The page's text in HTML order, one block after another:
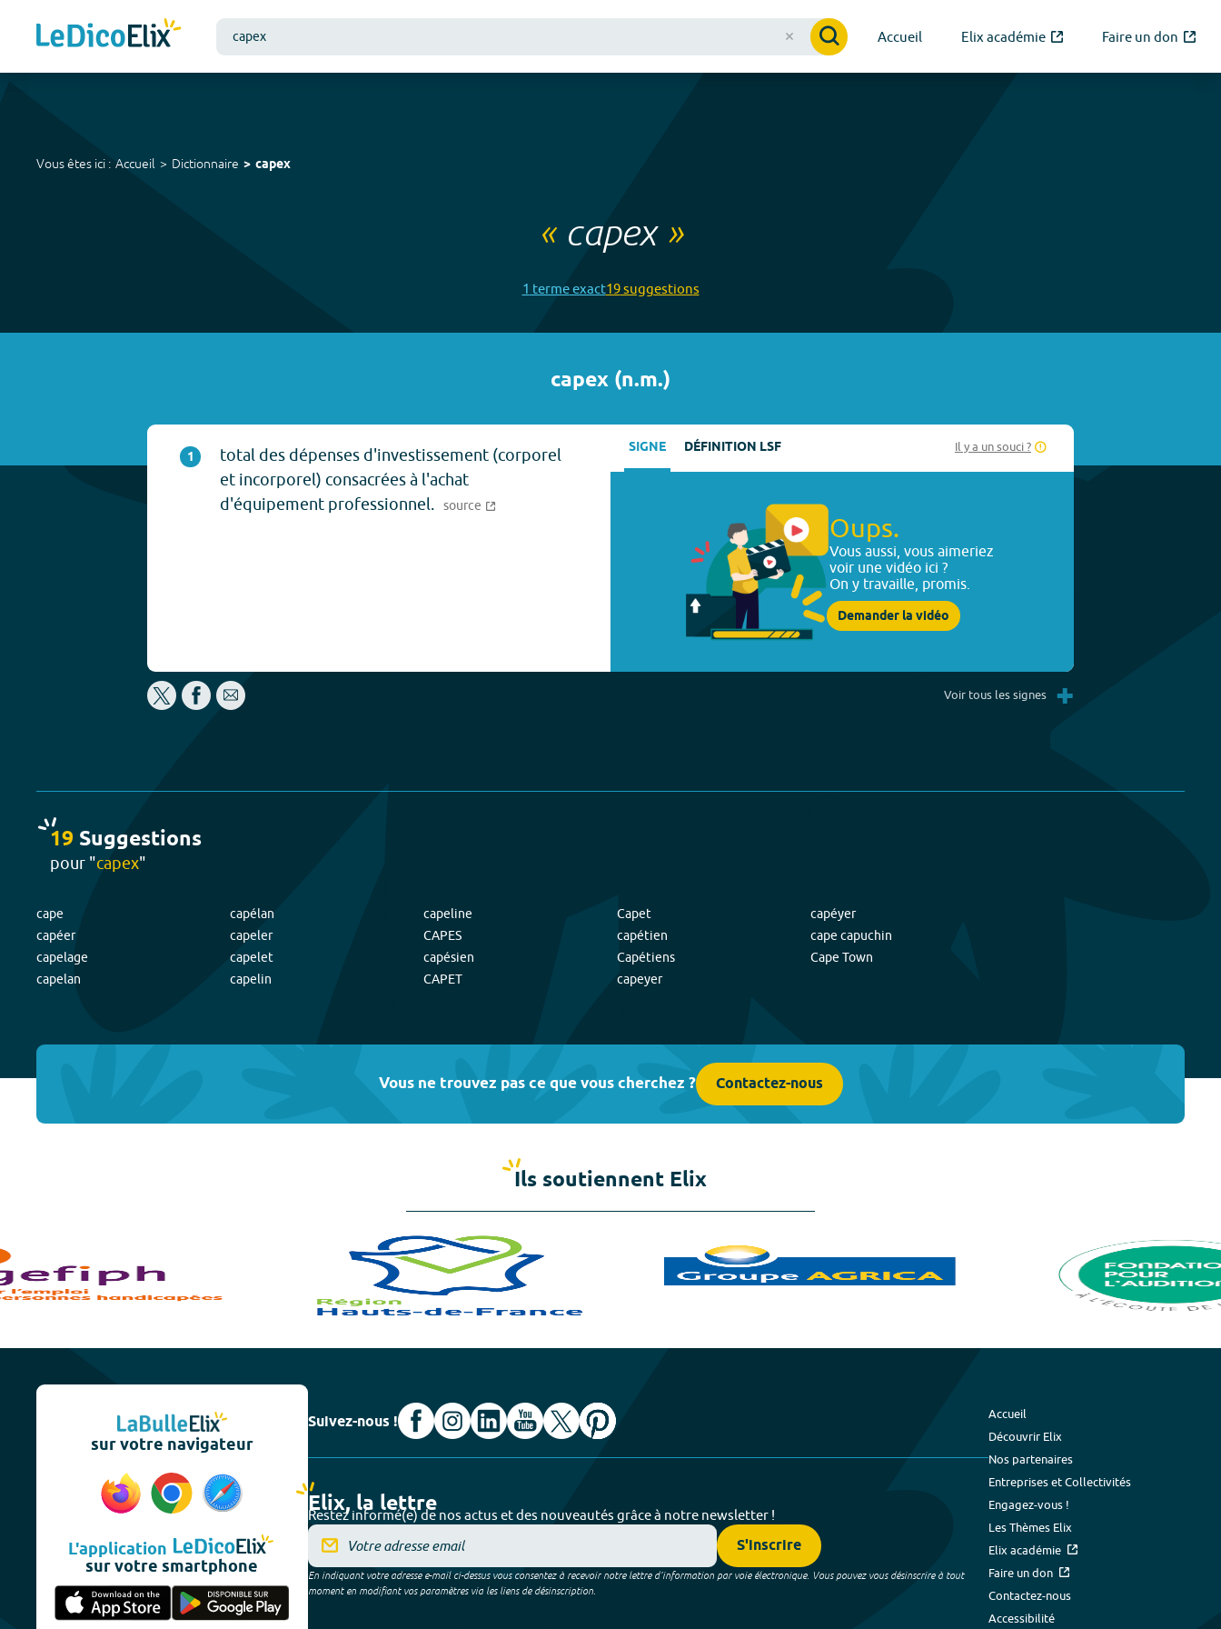
Accueil Elix académie Faire un don
Vous êtes ici : Accueil Dictionnaire capex
« capex»
1 termeexact19suggestions
capex (n.m.)
1
total des dépenses d'investissement (corporel
et incorporel) consacrées à l'achat
d'équipement professionnel. source
SIGNE DÉFINITION LSF Il y a un souci ?
Oups.
Vous aussi, vous aimeriez
voir une vidéo ici ?
On y travaille, promis.
Demander la vidéo
Voir tous les signes +
19 Suggestions
pour "capex"
cape
capéer
capelage
capelan
capélan
capeler
capelet
capelin
capeline
CAPES
capésien
CAPET
Capet
capétien
Capétiens
capeyer
capéyer
cape capuchin
Cape Town
Vous ne trouvez pas ce que vous cherchez ? Contactez-nous
Ils soutiennent Elix
sur votre navigateur
L'application
sur votre smartphone
Suivez-nous !
Elix, la lettre
Restez informé(e) de nos actus et des nouveautés grâce à notre newsletter !
S'inscrire
En indiquant votre adresse e-mail ci-dessus vous consentez à recevoir notre lettre d’information par voie électronique. Vous pouvez vous désinscrire à tout
moment en modifiant vos paramètres via les liens de désinscription.
Accueil
Découvrir Elix
Nos partenaires
Entreprises et Collectivités
Engagez-vous !
Les Thèmes Elix
Elix académie
Faire un don
Contactez-nous
Accessibilité